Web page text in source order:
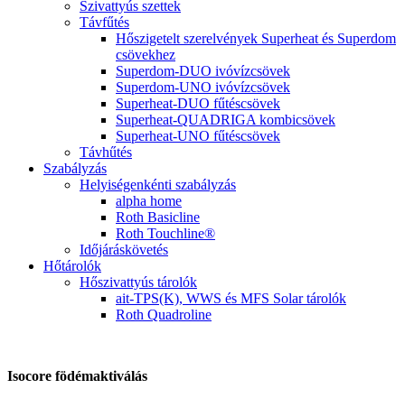
Szivattyús szettek
Távfűtés
Hőszigetelt szerelvények Superheat és Superdom
csövekhez
Superdom-DUO ivóvízcsövek
Superdom-UNO ivóvízcsövek
Superheat-DUO fűtéscsövek
Superheat-QUADRIGA kombicsövek
Superheat-UNO fűtéscsövek
Távhűtés
Szabályzás
Helyiségenkénti szabályzás
alpha home
Roth Basicline
Roth Touchline®
Időjáráskövetés
Hőtárolók
Hőszivattyús tárolók
ait-TPS(K), WWS és MFS Solar tárolók
Roth Quadroline
Isocore födémaktiválás